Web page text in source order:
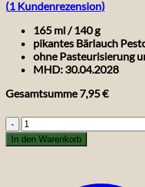
(1 Kundenrezension)
165 ml / 140 g
pikantes Bärlauch
ohne Pasteurisierung
MHD: 30.04.2028
Gesamtsumme 7,95€
Vita
Verde
Bio
In den Warenkorb